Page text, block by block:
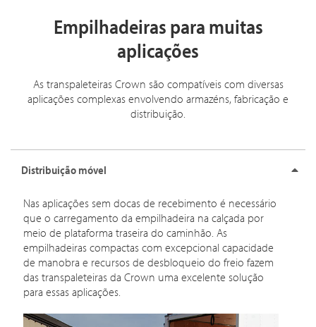
Empilhadeiras para muitas
aplicações
As transpaleteiras Crown são compatíveis com diversas
aplicações complexas envolvendo armazéns, fabricação e
distribuição.
Distribuição móvel
Nas aplicações sem docas de recebimento é necessário
que o carregamento da empilhadeira na calçada por
meio de plataforma traseira do caminhão. As
empilhadeiras compactas com excepcional capacidade
de manobra e recursos de desbloqueio do freio fazem
das transpaleteiras da Crown uma excelente solução
para essas aplicações.